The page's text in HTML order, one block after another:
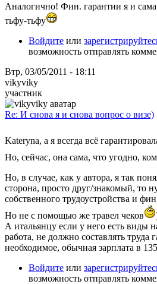
Аналогично! Фин. гарантии я и
тьфу-тьфу
Войдите или
возможность отправлять
Втр, 03/05/2011 - 18:11
vikyviky
участник
Re: И снова я и снова вопрос о визе)
Kateryna, а я всегда всё
Но, сейчас, она сама, что угодно,
Но, в случае, как у автора, я так
сторона, просто друг/знакомый, то
собственного трудоустройства и
Но не с помощью же травел чеков
А итальянцу если у него есть виды
работа, не должно составлять труда
необходимое, обычная зарплата в
Войдите или
возможность отправлять